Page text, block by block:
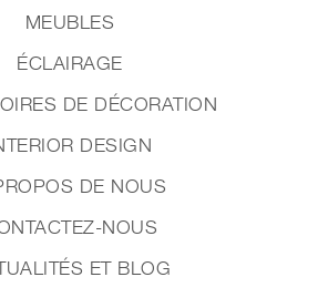
MEUBLES
ÉCLAIRAGE
DE DÉCORATION
DESIGN
DE NOUS
NOUS
ET BLOG